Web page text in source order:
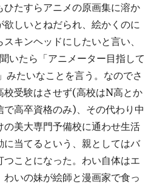
ひたすらアニメの原画集に溶か
欲しいとねだられ、絵かくのに
キンヘッドにしたいと言い、
いたら「アニメーター目指して
みたいなことを言う。なのでさ
校受験はさせず(高校はN高とか
で高卒資格のみ)、その代わり中
の美大専門予備校に通わせ生活
に当てるという、親としてはバ
つことになった。わい自体はエ
わいの妹が絵師と漫画家で食っ